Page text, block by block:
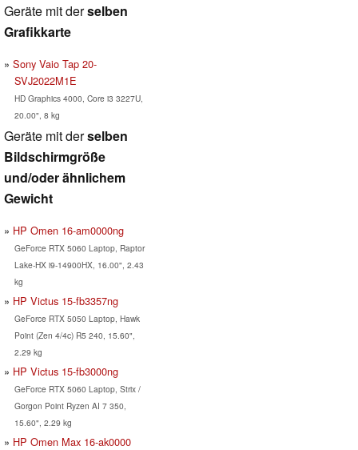
Geräte mit derselben
Grafikkarte
Sony Vaio Tap 20-
SVJ2022M1E
HD Graphics 4000, Core i3 3227U,
20.00", 8 kg
Geräte mit derselben
Bildschirmgröße
und/oder ähnlichem
Gewicht
HP Omen 16-am0000ng
GeForce RTX 5060 Laptop, Raptor
Lake-HX i9-14900HX, 16.00", 2.43
kg
HP Victus 15-fb3357ng
GeForce RTX 5050 Laptop, Hawk
Point (Zen 4/4c) R5 240, 15.60",
2.29 kg
HP Victus 15-fb3000ng
GeForce RTX 5060 Laptop, Strix /
Gorgon Point Ryzen AI 7 350,
15.60", 2.29 kg
HP Omen Max 16-ak0000